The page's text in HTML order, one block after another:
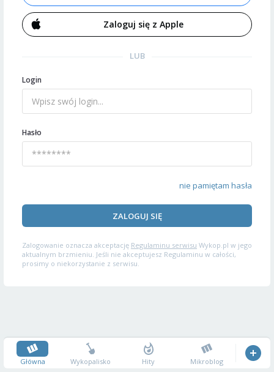
Zaloguj się z Apple
LUB
Login
Hasło
nie pamiętam hasła
ZALOGUJ SIĘ
Zalogowanie oznacza akceptację Regulaminu serwisu Wykop.pl w jego
aktualnym brzmieniu. Jeśli nie akceptujesz Regulaminu w całości,
prosimy o niekorzystanie z serwisu.
Główna Wykopalisko Hity Mikroblog